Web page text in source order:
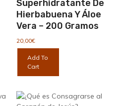
Superhidratante De
Hierbabuena Y Áloe
Vera – 200 Gramos
20,00€
Add To
Cart